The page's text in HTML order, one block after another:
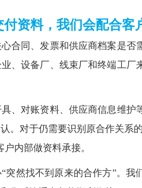
付资料，我们会配合客
合同、发票和供应商档案是
、设备厂、线束厂和终端工
、对账资料、供应商信息维
。对于仍需要识别原合作关系
内部做资料承接。
突然找不到原来的合作方”。